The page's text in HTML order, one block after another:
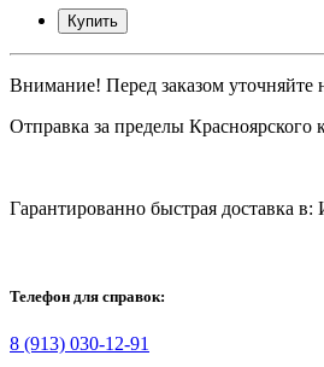
Купить
Внимание! Перед заказом уточняйте
Отправка за пределы
Гарантированно быстрая доставка
Телефон для справок:
8 (913) 030-12-91